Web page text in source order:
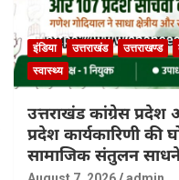
इंडिया उत्तराखंड उत्तराखण्ड
स्वास्थ्य
उत्तराखंड कांग्रेस
प्रदेश कार्यकारिणी की
सामाजिक संतुलन